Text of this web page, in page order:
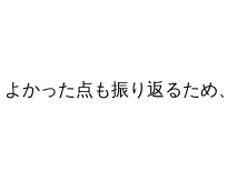
かった点も振り返るため、